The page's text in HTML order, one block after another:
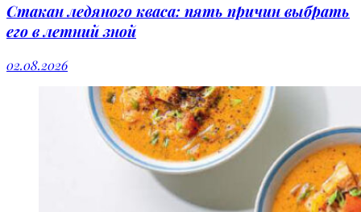
Стакан ледяного кваса: пять причин выбрать
его в летний зной
02.08.2026